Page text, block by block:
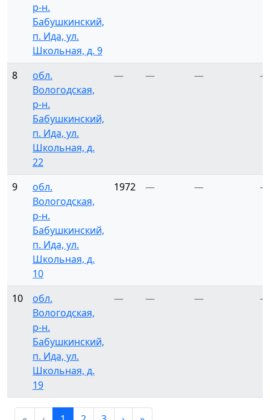
р-н.
Бабушкинский,
п. Ида, ул.
Школьная, д. 9
8
обл.
Вологодская,
р-н.
Бабушкинский,
п. Ида, ул.
Школьная, д.
22
— — — —
9
обл.
Вологодская,
р-н.
Бабушкинский,
п. Ида, ул.
Школьная, д.
10
1972 — — —
10
обл.
Вологодская,
р-н.
Бабушкинский,
п. Ида, ул.
Школьная, д.
19
— — — —